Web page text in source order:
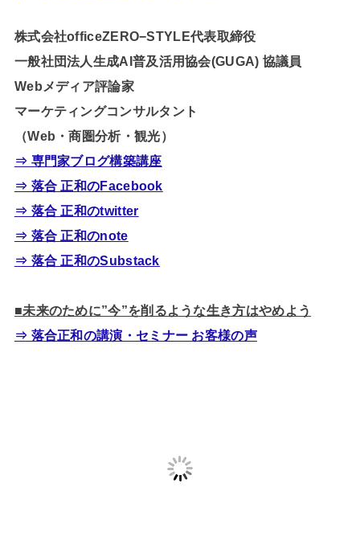
株式会社officeZERO−STYLE代表取締役
一般社団法人生成AI普及活用協会(GUGA) 協議員
Webメディア評論家
マーケティングコンサルタント
（Web・商圏分析・観光）
⇒ 専門家ブログ構築講座
⇒ 落合 正和のFacebook
⇒ 落合 正和のtwitter
⇒ 落合 正和のnote
⇒ 落合 正和のSubstack
■未来のために”今”を削るような生き方はやめよう
⇒ 落合正和の講演・セミナー お客様の声